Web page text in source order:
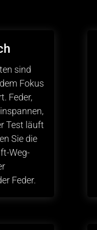
sind
Fokus
Feder,
Test läuft
Sie die
Weg-
Feder.